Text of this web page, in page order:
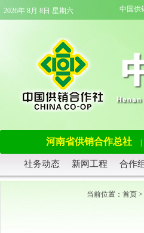
2026年 8月 8日 星期六 中国供
河南省供销合作总社
社务动态 新网工程 合作
当前位置： 首页 >